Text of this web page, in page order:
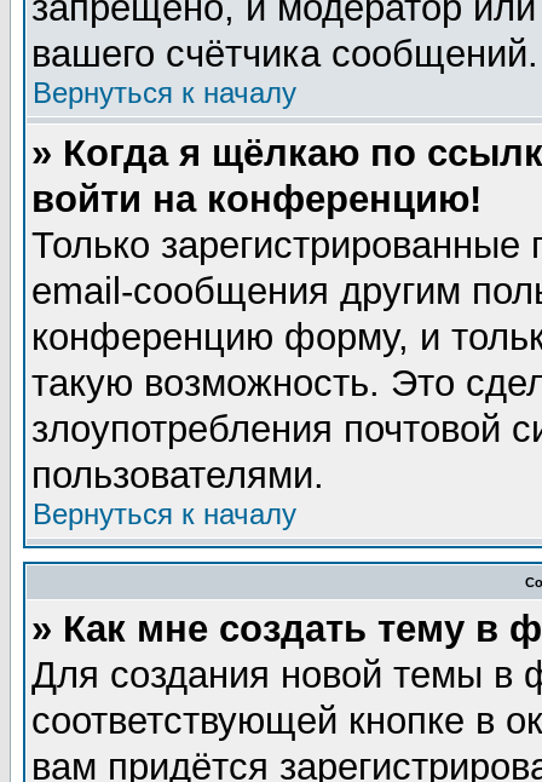
вашего счётчика сообщений.
Вернуться к началу
» Когда я щёлкаю по
войти на конференцию!
Только зарегистрированные
email-сообщения другим
конференцию форму, и
такую возможность. Это
злоупотребления почтовой
пользователями.
Вернуться к началу
» Как мне создать тему в
Для создания новой темы в
соответствующей кнопке в
вам придётся